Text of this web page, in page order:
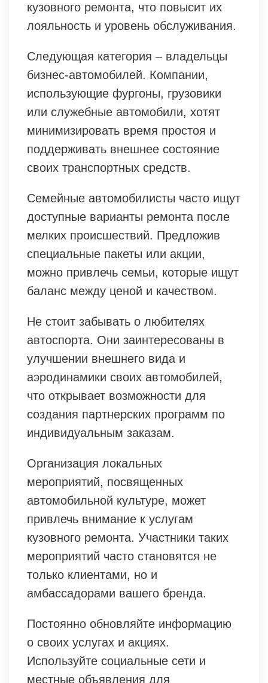
кузовного ремонта, что повысит их
лояльность и уровень обслуживания.
Следующая категория – владельцы
бизнес-автомобилей. Компании,
использующие фургоны, грузовики
или служебные автомобили, хотят
минимизировать время простоя и
поддерживать внешнее состояние
своих транспортных средств.
Семейные автомобилисты часто ищут
доступные варианты ремонта после
мелких происшествий. Предложив
специальные пакеты или акции,
можно привлечь семьи, которые ищут
баланс между ценой и качеством.
Не стоит забывать о любителях
автоспорта. Они заинтересованы в
улучшении внешнего вида и
аэродинамики своих автомобилей,
что открывает возможности для
создания партнерских программ по
индивидуальным заказам.
Организация локальных
мероприятий, посвященных
автомобильной культуре, может
привлечь внимание к услугам
кузовного ремонта. Участники таких
мероприятий часто становятся не
только клиентами, но и
амбассадорами вашего бренда.
Постоянно обновляйте информацию
о своих услугах и акциях.
Используйте социальные сети и
местные объявления для